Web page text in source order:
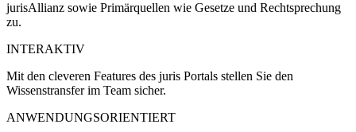
jurisAllianz sowie Primärquellen wie Gesetze und Rechtsprechung
zu.
INTERAKTIV
Mit den cleveren Features des juris Portals stellen Sie den
Wissenstransfer im Team sicher.
ANWENDUNGSORIENTIERT